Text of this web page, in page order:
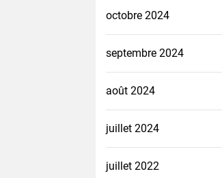
octobre 2024
septembre 2024
août 2024
juillet 2024
juillet 2022